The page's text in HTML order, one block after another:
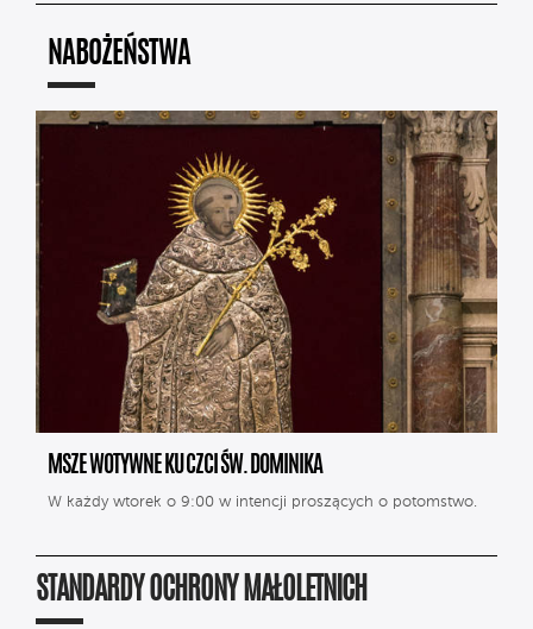
NABOŻEŃSTWA
MSZE WOTYWNE KU CZCI ŚW. DOMINIKA
W każdy wtorek o 9:00 w intencji proszących o potomstwo.
STANDARDY OCHRONY MAŁOLETNICH